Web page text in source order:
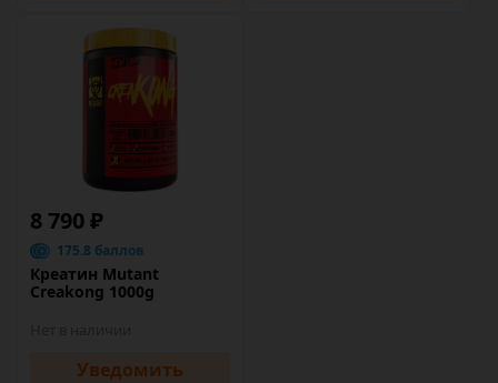
8 790 ₽
175.8 баллов
Креатин Mutant
Creakong 1000g
Уведомить